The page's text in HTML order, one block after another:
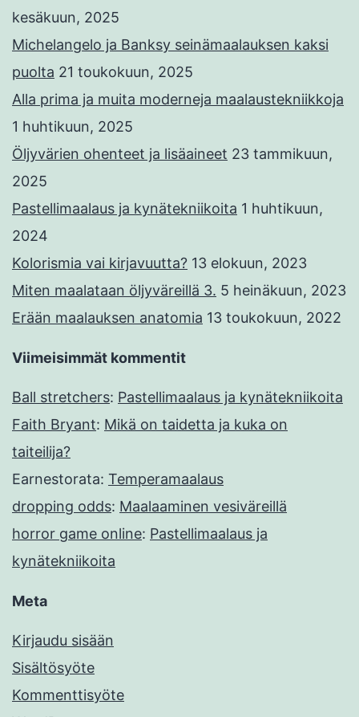
kesäkuun, 2025
Michelangelo ja Banksy seinämaalauksen kaksi
puolta 21 toukokuun, 2025
Alla prima ja muita moderneja maalaustekniikkoja
1 huhtikuun, 2025
Öljyvärien ohenteet ja lisäaineet 23 tammikuun,
2025
Pastellimaalaus ja kynätekniikoita 1 huhtikuun,
2024
Kolorismia vai kirjavuutta? 13 elokuun, 2023
Miten maalataan öljyväreillä 3. 5 heinäkuun, 2023
Erään maalauksen anatomia 13 toukokuun, 2022
Viimeisimmät kommentit
Ball stretchers: Pastellimaalaus ja kynätekniikoita
Faith Bryant: Mikä on taidetta ja kuka on
taiteilija?
Earnestorata: Temperamaalaus
dropping odds: Maalaaminen vesiväreillä
horror game online: Pastellimaalaus ja
kynätekniikoita
Meta
Kirjaudu sisään
Sisältösyöte
Kommenttisyöte